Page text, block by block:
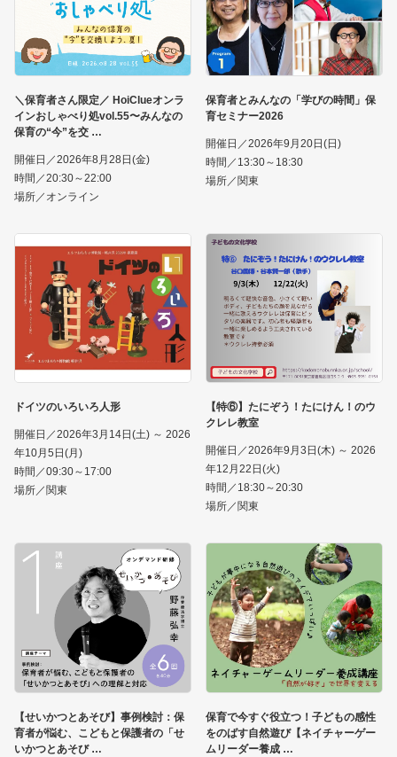
＼保育者さん限定／ HoiClueオンラ
インおしゃべり処vol.55〜みんなの
保育の“今”を交
開催日／2026年8月28日(金)
時間／20:30～22:00
場所／オンライン
保育者とみんなの「学びの時間」保
育セミナー2026
開催日／2026年9月20日(日)
時間／13:30～18:30
場所／関東
ドイツのいろいろ人形
開催日／2026年3月14日(土) ～ 2026
年10月5日(月)
時間／09:30～17:00
場所／関東
【特⑥】たにぞう！たにけん！のウ
クレレ教室
開催日／2026年9月3日(木) ～ 2026
年12月22日(火)
時間／18:30～20:30
場所／関東
【せいかつとあそび】事例検討：保
育者が悩む、こどもと保護者の「せ
いかつとあそび
保育で今すぐ役立つ！子どもの感性
をのばす自然遊び【ネイチャーゲー
ムリーダー養成